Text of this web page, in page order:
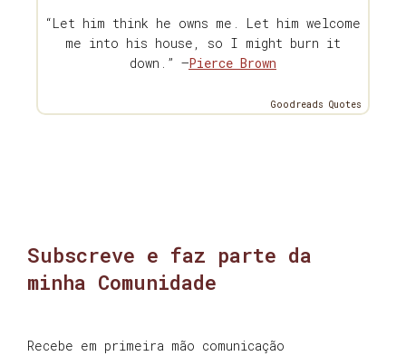
“Let him think he owns me. Let him welcome
me into his house, so I might burn it
down.” —Pierce Brown
Goodreads Quotes
Subscreve e faz parte da
minha Comunidade
Recebe em primeira mão comunicação